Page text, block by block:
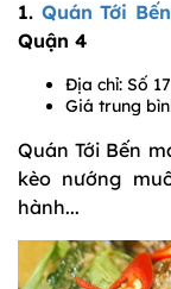
1. Quán Tới Bến
Quận 4
Địa chỉ: Số
Giá trung
Quán Tới Bến
kèo nướng
hành...